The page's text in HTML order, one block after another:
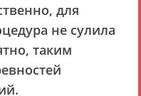
для
не сулила
таким